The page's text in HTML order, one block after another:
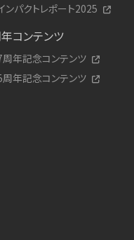
ンパクトレポート2025
コンテンツ
周年記念コンテンツ
周年記念コンテンツ